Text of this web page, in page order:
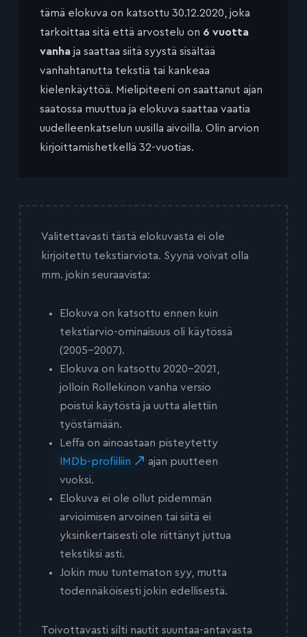
tämä elokuva on katsottu 30.12.2020, joka
tarkoittaa sitä että arvostelu on 6 vuotta
vanha ja saattaa siitä syystä sisältää
vanhahtanutta tekstiä tai kankeaa
kielenkäyttöä. Mielipiteeni on saattanut ajan
saatossa muuttua ja elokuva saattaa vaatia
uudelleenkatselun uusilla aivoilla. Olin arvion
kirjoittamishetkellä 32-vuotias.
Valitettavasti tästä elokuvasta ei ole
kirjoitettu tekstiarviota. Syynä voivat olla
mm. jokin seuraavista:
Elokuva on katsottu ennen kuin
tekstiarvio-ominaisuus oli käytössä
(2005-2007).
Elokuva on katsottu 2020-2021,
jolloin Rollekinon vanha versio
poistui käytöstä ja uutta alettiin
työstämään.
Leffa on ainoastaan pisteytetty
IMDb-profiiliin
ajan puutteen
vuoksi.
Elokuva ei ole ollut pidemmän
arvioimisen arvoinen tai siitä ei
yksinkertaisesti ole riittänyt juttua
tekstiksi asti.
Jokin muu tuntematon syy, mutta
todennäköisesti jokin edellisestä.
Toivottavasti silti nautit suuntaa-antavasta